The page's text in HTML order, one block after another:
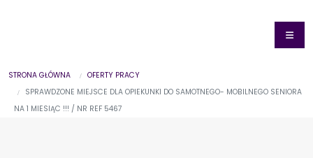
STRONA GŁÓWNA
OFERTY PRACY
SPRAWDZONE MIEJSCE DLA OPIEKUNKI DO SAMOTNEGO- MOBILNEGO SENIORA
NA 1 MIESIĄC !!! / NR REF 5467